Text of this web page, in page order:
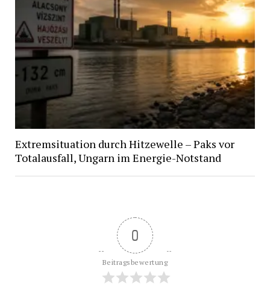
Extremsituation durch Hitzewelle – Paks vor
Totalausfall, Ungarn im Energie-Notstand
0
Beitragsbewertung